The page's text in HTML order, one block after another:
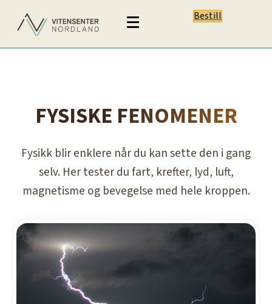
Bestill
FYSISKE FENOMENER
Fysikk blir enklere når du kan sette den i gang
selv. Her tester du fart, krefter, lyd, luft,
magnetisme og bevegelse med hele kroppen.